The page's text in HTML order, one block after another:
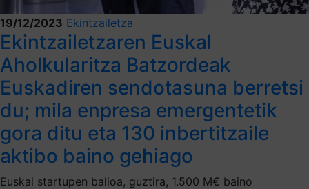
19/12/2023 Ekintzailetza
Ekintzailetzaren Euskal
Aholkularitza Batzordeak
Euskadiren sendotasuna berretsi
du; mila enpresa emergentetik
gora ditu eta 130 inbertitzaile
aktibo baino gehiago
Euskal startupen balioa, guztira, 1.500 M€ baino